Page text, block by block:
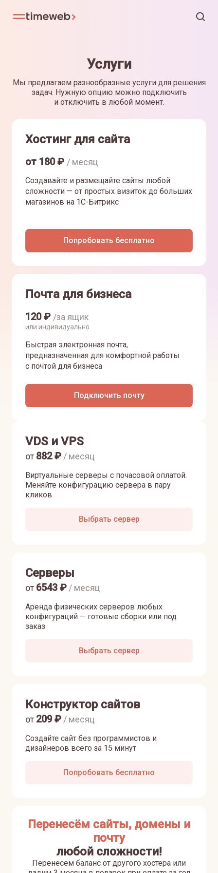
Услуги
Мы предлагаем разнообразные услуги для решения
задач. Нужную опцию можно подключить
и отключить в любой момент.
Хостинг для сайта
от 180₽ / месяц
Создавайте и размещайте сайты любой
сложности — от простых визиток до больших
магазинов на 1С-Битрикс
Попробовать бесплатно
Почта для бизнеса
120₽ /за ящик
или индивидуально
Быстрая электронная почта,
предназначенная для комфортной работы
с почтой для бизнеса
Подключить почту
VDS и VPS
Виртуальные серверы с почасовой оплатой.
Меняйте конфигурацию сервера в пару
кликов
от 882₽ / месяц
Выбрать сервер
Серверы
Аренда физических серверов любых
конфигураций — готовые сборки или под
заказ
от 6543 ₽ / месяц
Выбрать сервер
Конструктор сайтов
Создайте сайт без программистов и
дизайнеров всего за 15 минут
от 209₽ / месяц
Попробовать бесплатно
Перенесём сайты, домены и
почту
любой сложности!
Перенесем баланс от другого хостера или